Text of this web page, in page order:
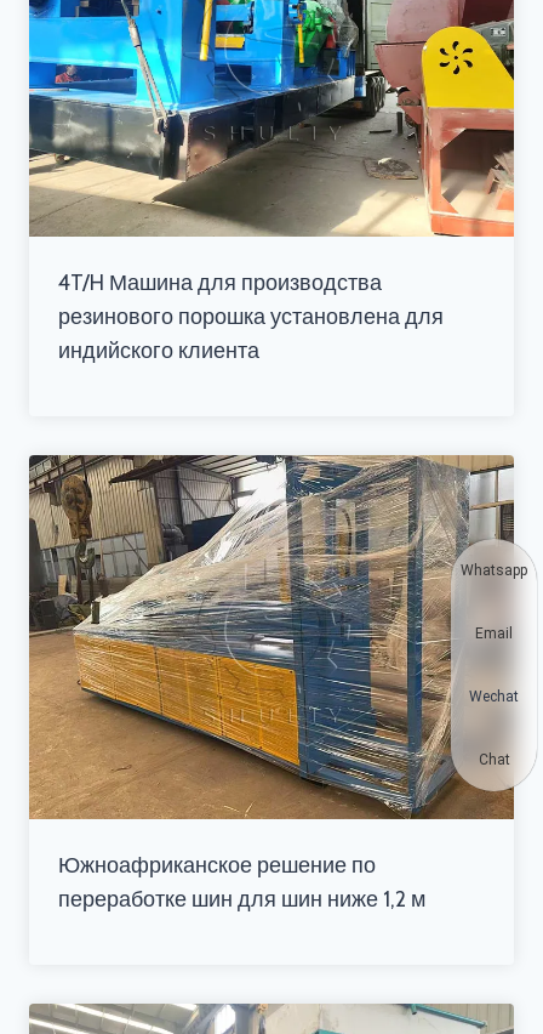
4T/H Машина для производства
резинового порошка установлена для
индийского клиента
Южноафриканское решение по
переработке шин для шин ниже 1,2 м
Whatsapp
Email
Wechat
Chat